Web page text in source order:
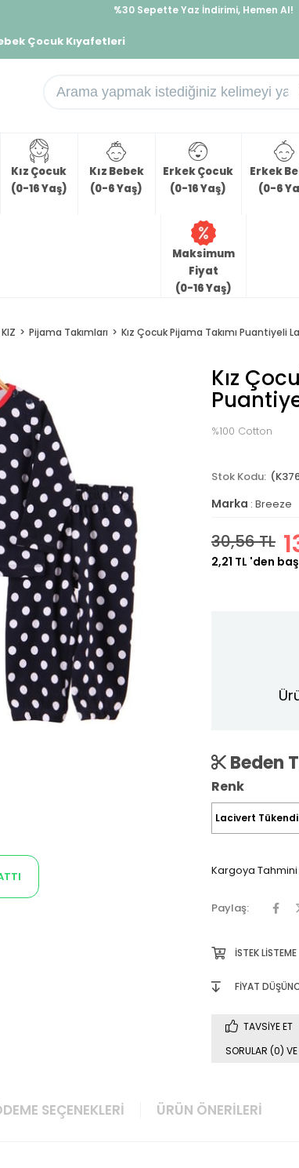
%30 Sepette Yaz İndirimi, Hemen Al!
Çocuk Kıyafetleri
Kız Çocuk
(0-16 Yaş)
Kız Bebek
(0-6 Yaş)
Erkek Çocuk
(0-16 Yaş)
Erkek
(0-6
Maksimum
Fiyat
(0-16 Yaş)
KIZ Pijama Takımları Kız Çocuk Pijama Takımı Puantiyeli
Kız
%100 Cotton
Marka : Breeze
30,56 TL
2,21 TL 'den
Beden
Renk
Kargoya
Paylaş:
İSTEK LISTEME
FIYAT
TAVSIYE ET
SORULAR (0)
SEÇENEKLERI ÜRÜN ÖNERILERI